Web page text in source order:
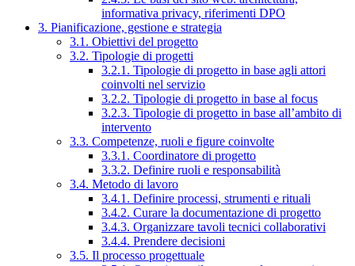
informativa privacy, riferimenti DPO
3. Pianificazione, gestione e strategia
3.1. Obiettivi del progetto
3.2. Tipologie di progetti
3.2.1. Tipologie di progetto in base agli attori
coinvolti nel servizio
3.2.2. Tipologie di progetto in base al focus
3.2.3. Tipologie di progetto in base all’ambito di
intervento
3.3. Competenze, ruoli e figure coinvolte
3.3.1. Coordinatore di progetto
3.3.2. Definire ruoli e responsabilità
3.4. Metodo di lavoro
3.4.1. Definire processi, strumenti e rituali
3.4.2. Curare la documentazione di progetto
3.4.3. Organizzare tavoli tecnici collaborativi
3.4.4. Prendere decisioni
3.5. Il processo progettuale